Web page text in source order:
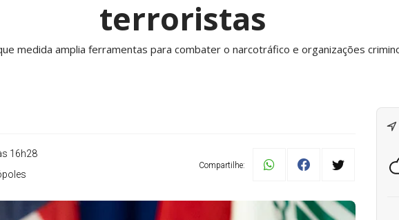
terroristas
medida amplia ferramentas para combater o narcotráfico e organizações
16h28
Compartilhe: